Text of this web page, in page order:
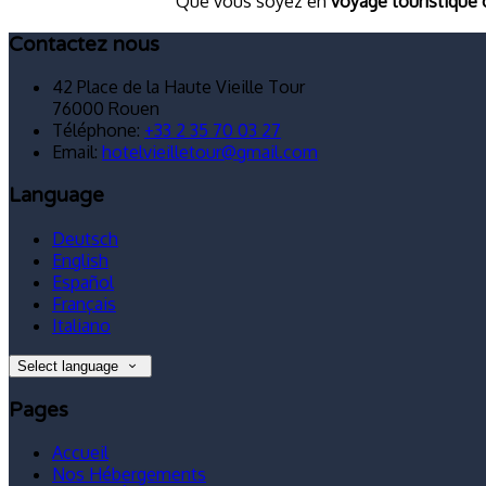
Contactez nous
42 Place de la Haute Vieille Tour
76000 Rouen
Téléphone: +33 2 35 70 03 27
Email: hotelvieilletour@gmail.com
Language
Deutsch
English
Español
Français
Italiano
Select language
Pages
Accueil
Nos Hébergements